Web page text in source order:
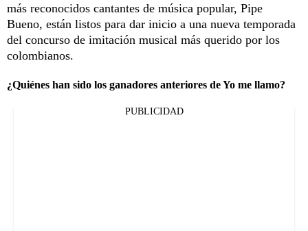
más reconocidos cantantes de música popular, Pipe
Bueno, están listos para dar inicio a una nueva temporada
del concurso de imitación musical más querido por los
colombianos.
¿Quiénes han sido los ganadores anteriores de Yo me llamo?
PUBLICIDAD